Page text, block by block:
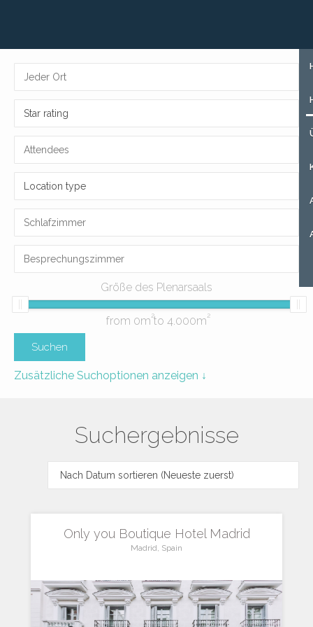
Star rating
Location type
Größe des Plenarsaals
from 0m2to 4.000m2
Zusätzliche Suchoptionen anzeigen ↓
Suchergebnisse
Only you Boutique Hotel Madrid
Madrid, Spain